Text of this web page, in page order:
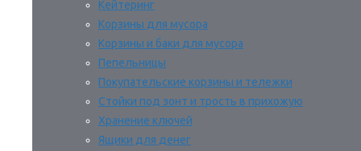
Кейтеринг
Корзины для мусора
Корзины и баки для мусора
Пепельницы
Покупательские корзины и тележки
Стойки под зонт и трость в прихожую
Хранение ключей
Ящики для денег